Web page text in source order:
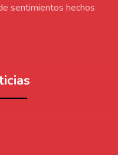
sentimientos hechos